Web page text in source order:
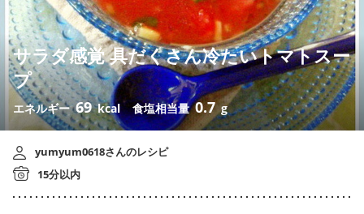
サラダ感覚 具だくさん冷たいトマトスー
プ
エネルギー69 kcal 食塩相当量0.7 g
yumyum0618さんのレシピ
15分以内